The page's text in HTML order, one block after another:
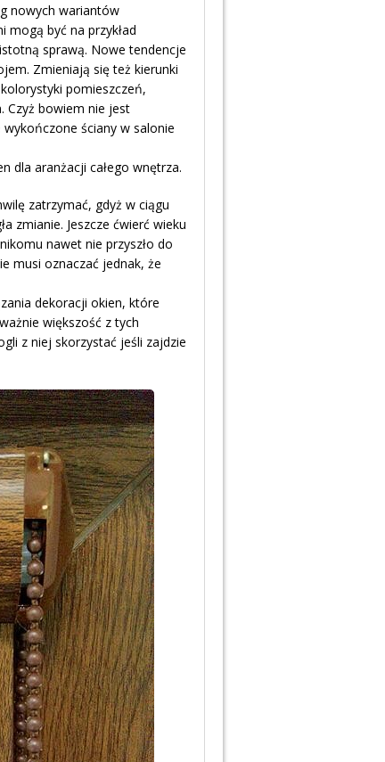
nowych wariantów
mogą być na przykład
sprawą. Nowe tendencje
Zmieniają się też kierunki
pomieszczeń,
Czyż bowiem nie jest
ściany w salonie
dla aranżacji całego wnętrza.
zatrzymać, gdyż w ciągu
zmianie. Jeszcze ćwierć wieku
nawet nie przyszło do
musi oznaczać jednak, że
dekoracji okien, które
większość z tych
z niej skorzystać jeśli zajdzie